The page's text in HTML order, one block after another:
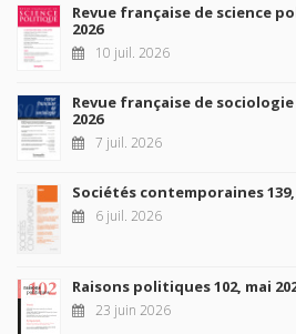
Revue française de science
2026
10 juil. 2026
Revue française de
2026
7 juil. 2026
Sociétés contemporaines 139,
6 juil. 2026
Raisons politiques 102, mai
23 juin 2026